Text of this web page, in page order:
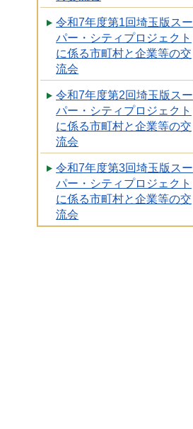
令和7年度第1回埼玉版スー
パー・シティプロジェクト
に係る市町村と企業等の交
流会
令和7年度第2回埼玉版スー
パー・シティプロジェクト
に係る市町村と企業等の交
流会
令和7年度第3回埼玉版スー
パー・シティプロジェクト
に係る市町村と企業等の交
流会